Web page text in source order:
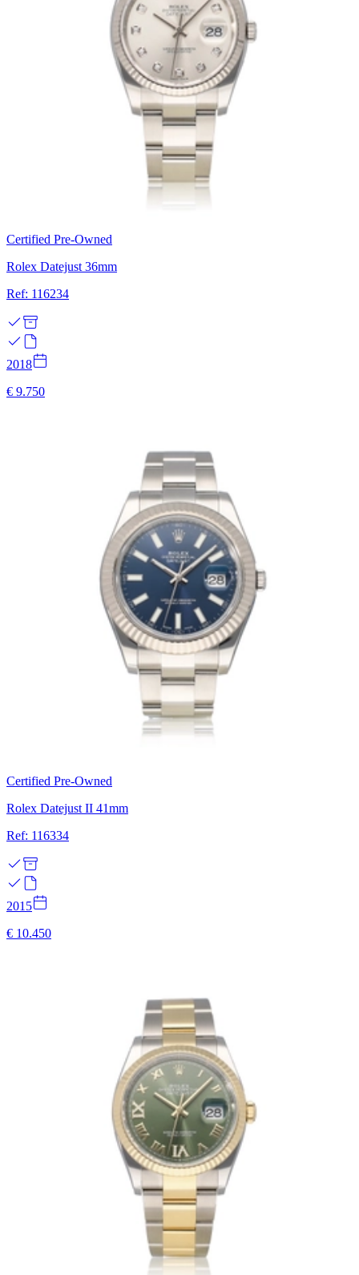
Certified Pre-Owned
Rolex Datejust 36mm
Ref: 116234
2018
€ 9.750
Certified Pre-Owned
Rolex Datejust II 41mm
Ref: 116334
2015
€ 10.450